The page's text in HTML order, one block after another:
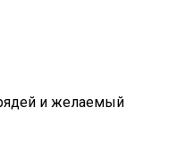
и желаемый